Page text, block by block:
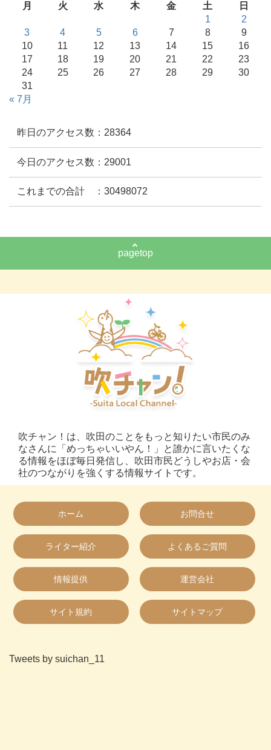
月
火 水 木 金 土
日
1
2
3
4 5 6 7 8
9
10
11 12 13 14 15
16
17
18 19 20 21 22
23
24
25 26 27 28 29
30
31
« 7月
昨日のアクセス数：28364
今日のアクセス数：29001
これまでの合計 ：30498072
pagetop
吹チャン！は、吹田のことをもっと知りたい市民のみ
なさんに「めっちゃいいやん！」と誰かに言いたくな
る情報をほぼ毎日発信し、吹田市民どうしやお店・会
社のつながりを強くする情報サイトです。
ホーム お問合せ
ライター紹介 よくあるご質問
情報提供 運営会社
サイト規約 サイトマップ
Tweets by suichan_11